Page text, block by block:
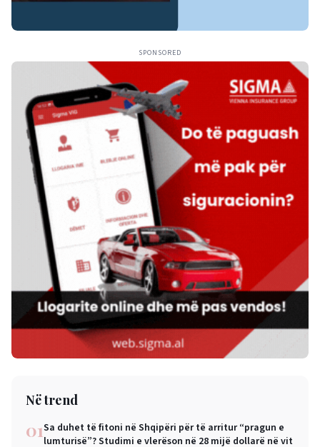
SPONSORED
Në trend
01Sa duhet të fitoni në Shqipëri për të arritur “pragun e
lumturisë”? Studimi e vlerëson në 28 mijë dollarë në vit